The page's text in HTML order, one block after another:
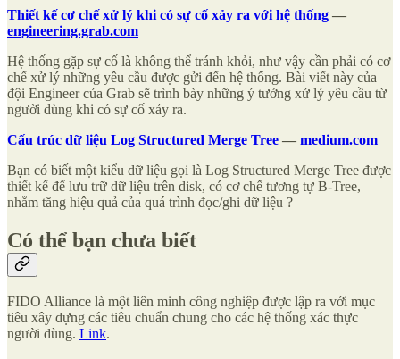
Thiết kế cơ chế xử lý khi có sự cố xảy ra với hệ thống —
engineering.grab.com
Hệ thống gặp sự cố là không thể tránh khỏi, như vậy cần phải có cơ
chế xử lý những yêu cầu được gửi đến hệ thống. Bài viết này của
đội Engineer của Grab sẽ trình bày những ý tưởng xử lý yêu cầu từ
người dùng khi có sự cố xảy ra.
Cấu trúc dữ liệu Log Structured Merge Tree — medium.com
Bạn có biết một kiểu dữ liệu gọi là Log Structured Merge Tree được
thiết kế để lưu trữ dữ liệu trên disk, có cơ chế tương tự B-Tree,
nhằm tăng hiệu quả của quá trình đọc/ghi dữ liệu ?
Có thể bạn chưa biết
FIDO Alliance là một liên minh công nghiệp được lập ra với mục
tiêu xây dựng các tiêu chuẩn chung cho các hệ thống xác thực
người dùng. Link.